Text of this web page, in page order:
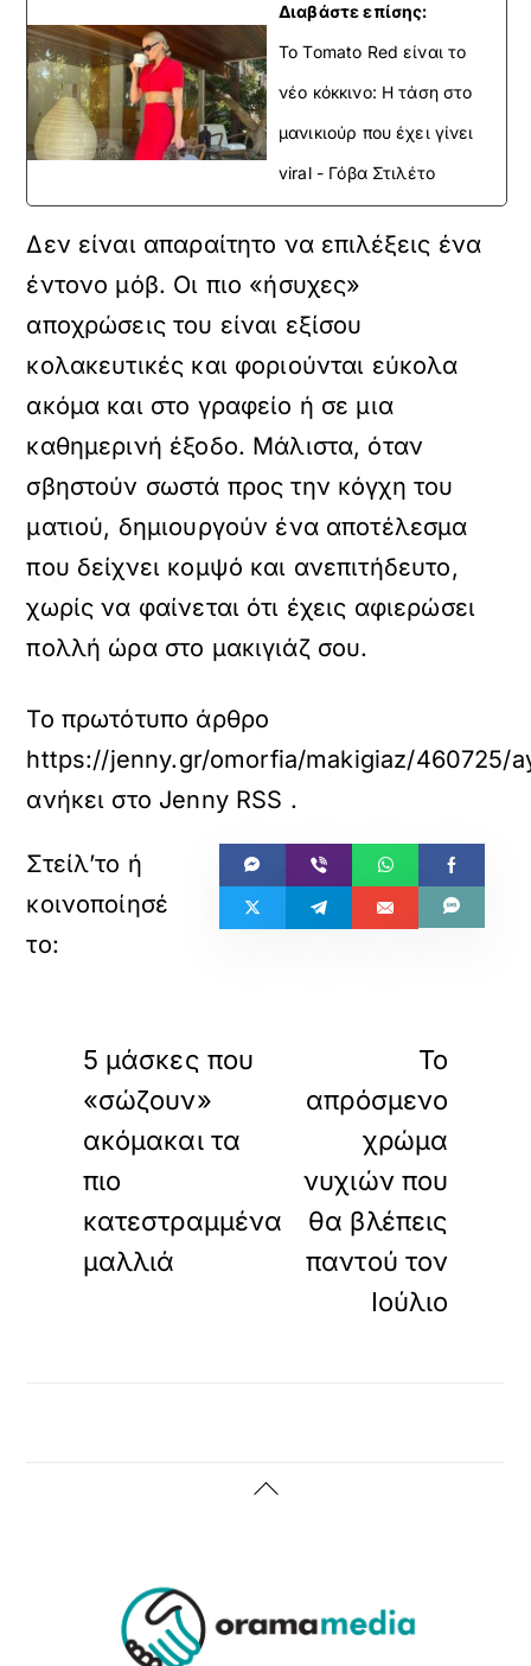
Διαβάστε επίσης:
To Tomato Red είναι το
νέο κόκκινο: Η τάση στο
μανικιούρ που έχει γίνει
viral - Γόβα Στιλέτο
Δεν είναι απαραίτητο να επιλέξεις ένα
έντονο μόβ. Οι πιο «ήσυχες»
αποχρώσεις του είναι εξίσου
κολακευτικές και φοριούνται εύκολα
ακόμα και στο γραφείο ή σε μια
καθημερινή έξοδο. Μάλιστα, όταν
σβηστούν σωστά προς την κόγχη του
ματιού, δημιουργούν ένα αποτέλεσμα
που δείχνει κομψό και ανεπιτήδευτο,
χωρίς να φαίνεται ότι έχεις αφιερώσει
πολλή ώρα στο μακιγιάζ σου.
Το πρωτότυπο άρθρο
https://jenny.gr/omorfia/makigiaz/460725/
ανήκει στο Jenny RSS .
5 μάσκες που
«σώζουν»
ακόμακαι τα
πιο
κατεστραμμένα
μαλλιά
Το
απρόσμενο
χρώμα
νυχιών που
θα βλέπεις
παντού τον
Ιούλιο
Back